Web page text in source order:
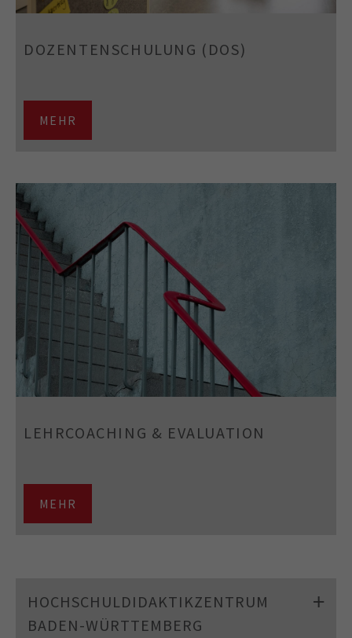
DOZENTENSCHULUNG (DOS)
MEHR
LEHRCOACHING & EVALUATION
MEHR
HOCHSCHULDIDAKTIKZENTRUM
BADEN-WÜRTTEMBERG